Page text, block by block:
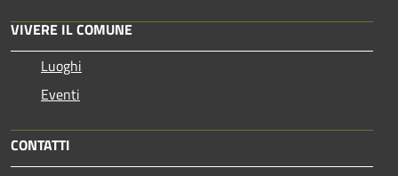
VIVERE IL COMUNE
Luoghi
Eventi
CONTATTI